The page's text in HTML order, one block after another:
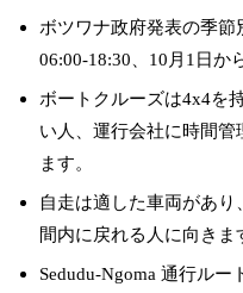
ボツワナ政府発表の季
06:00-18:30、10月1日か
ボートクルーズは4x4を
い人、運行会社に時間管
ます。
自走は適した車両があ
間内に戻れる人に向きま
Sedudu-Ngoma 通行ル